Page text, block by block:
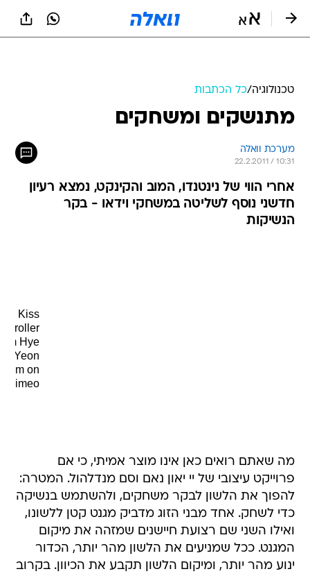
טכנולוגיה/כל הכתבות
מתנשקים ומשחקים
מערכת וואלה
22.2.2011 / 10:31
אחרי הווי של נינטנדו, המוב והקינקט, נמצא רעיון
חדשני נוסף לשליטה במשחקי וידאו - בקר
הנשיקות
Kiss
Hye
Yeon
Nam on
Vimeo
מה שאתם רואים כאן אינו מוצר אמיתי, כי אם
פרוייקט עיצובי של יי יאון נאם וסם מנדלהול. המטרה:
להפוך את הלשון לבקר משחקים, ולהשתמש בנשיקה
כדי לשחק. אחד מבני הזוג מדביק מגנט קטן ללשונו,
ואילו השני שם רצועת חיישנים שמזהה את מיקום
המגנט. ככל שמניעים את הלשון מהר יותר, הכדור
ינוע מהר יותר, ומיקום הלשון תקבע את הכיוון. בקרוב